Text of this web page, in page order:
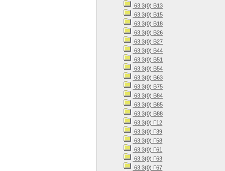
63.3(0) В13
63.3(0) В15
63.3(0) В18
63.3(0) В26
63.3(0) В27
63.3(0) В44
63.3(0) В51
63.3(0) В54
63.3(0) В63
63.3(0) В75
63.3(0) В84
63.3(0) В85
63.3(0) В88
63.3(0) Г12
63.3(0) Г39
63.3(0) Г58
63.3(0) Г61
63.3(0) Г63
63.3(0) Г67